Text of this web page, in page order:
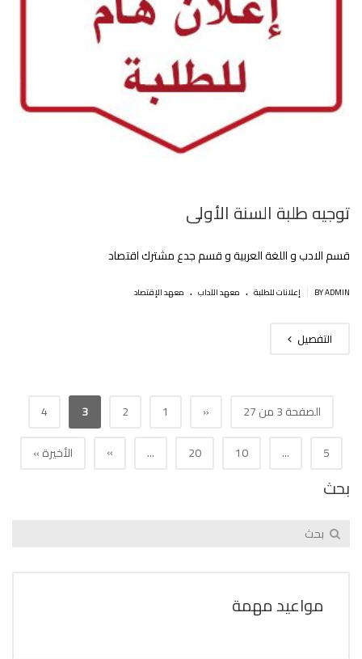
توجيه طلبة السنة الأولى
قسم الادب و اللغة العربية و قسم جدع مشترك اقتصاد
BY ADMIN إعلانات للطلبة . معهد الآداب . معهد الإقتصاد
التفصيل
الصفحة 3 من 27 «
1
2
3
4
5
...
10
20
...
» الأخيرة »
بحث
مواعيد مهمة